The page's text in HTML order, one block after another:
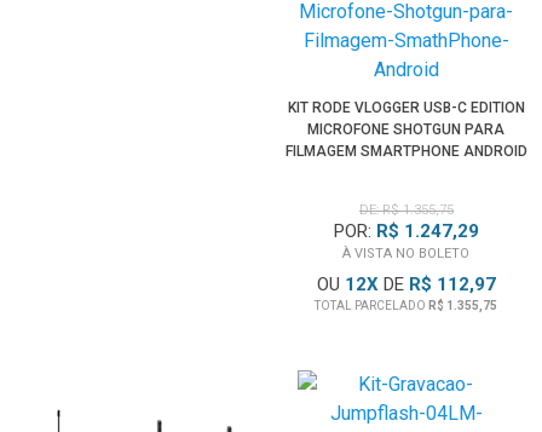
KIT RODE VLOGGER USB-C EDITION
MICROFONE SHOTGUN PARA
FILMAGEM SMARTPHONE ANDROID
DE: R$ 1.355,75
POR: R$ 1.247,29
À VISTA NO BOLETO
OU 12XDE R$ 112,97
TOTAL PARCELADO R$ 1.355,75